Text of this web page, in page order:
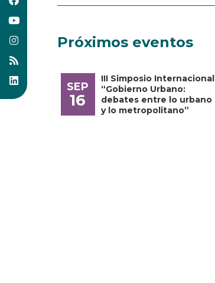
Próximos eventos
SEP
16
III Simposio Internacional
“Gobierno Urbano:
debates entre lo urbano
y lo metropolitano”